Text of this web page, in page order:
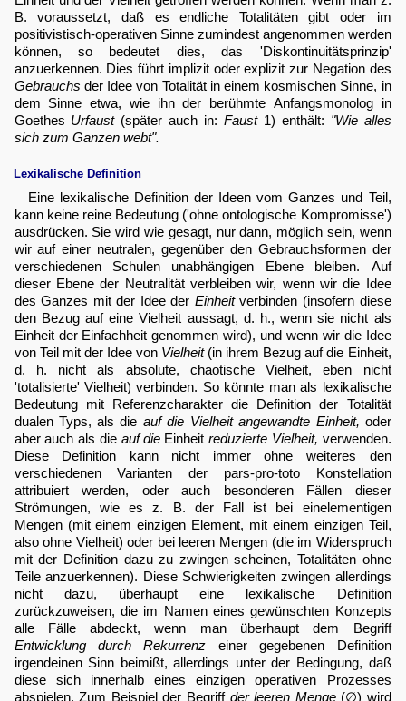
B. voraussetzt, daß es endliche Totalitäten gibt oder im
positivistisch-operativen Sinne zumindest angenommen werden
können, so bedeutet dies, das 'Diskontinuitätsprinzip'
anzuerkennen. Dies führt implizit oder explizit zur Negation des
Gebrauchs der Idee von Totalität in einem kosmischen Sinne, in
dem Sinne etwa, wie ihn der berühmte Anfangsmonolog in
Goethes Urfaust (später auch in: Faust1) enthält: "Wie alles
sich zum Ganzen webt".
Lexikalische Definition
Eine lexikalische Definition der Ideen vom Ganzes und Teil,
kann keine reine Bedeutung ('ohne ontologische Kompromisse')
ausdrücken. Sie wird wie gesagt, nur dann, möglich sein, wenn
wir auf einer neutralen, gegenüber den Gebrauchsformen der
verschiedenen Schulen unabhängigen Ebene bleiben. Auf
dieser Ebene der Neutralität verbleiben wir, wenn wir die Idee
des Ganzes mit der Idee der Einheitverbinden (insofern diese
den Bezug auf eine Vielheit aussagt, d. h., wenn sie nicht als
Einheit der Einfachheit genommen wird), und wenn wir die Idee
von Teil mit der Idee von Vielheit(in ihrem Bezug auf die Einheit,
d. h. nicht als absolute, chaotische Vielheit, eben nicht
'totalisierte' Vielheit) verbinden. So könnte man als lexikalische
Bedeutung mit Referenzcharakter die Definition der Totalität
dualen Typs, als die auf die Vielheit angewandte Einheit, oder
aber auch als die auf dieEinheit reduzierte Vielheit, verwenden.
Diese Definition kann nicht immer ohne weiteres den
verschiedenen Varianten der pars-pro-toto Konstellation
attribuiert werden, oder auch besonderen Fällen dieser
Strömungen, wie es z. B. der Fall ist bei einelementigen
Mengen (mit einem einzigen Element, mit einem einzigen Teil,
also ohne Vielheit) oder bei leeren Mengen (die im Widerspruch
mit der Definition dazu zu zwingen scheinen, Totalitäten ohne
Teile anzuerkennen). Diese Schwierigkeiten zwingen allerdings
nicht dazu, überhaupt eine lexikalische Definition
zurückzuweisen, die im Namen eines gewünschten Konzepts
alle Fälle abdeckt, wenn man überhaupt dem Begriff
Entwicklung durch Rekurrenz einer gegebenen Definition
irgendeinen Sinn beimißt, allerdings unter der Bedingung, daß
diese sich innerhalb eines einzigen operativen Prozesses
abspielen. Zum Beispiel der Begriff der leeren Menge(∅) wird